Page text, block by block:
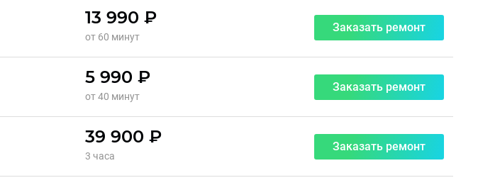
13 990 ₽
от 60 минут
Заказать ремонт
5 990 ₽
от 40 минут
Заказать ремонт
39 900 ₽
3 часа
Заказать ремонт